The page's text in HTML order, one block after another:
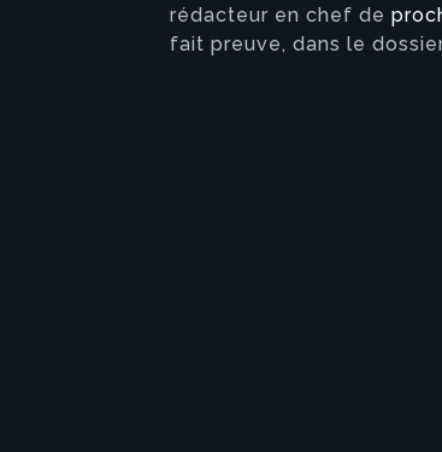
rédacteur en chef de
fait preuve, dans le